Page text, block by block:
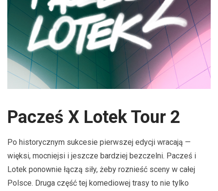
Pacześ X Lotek Tour 2
Po historycznym sukcesie pierwszej edycji wracają —
więksi, mocniejsi i jeszcze bardziej bezczelni. Pacześ i
Lotek ponownie łączą siły, żeby roznieść sceny w całej
Polsce. Druga część tej komediowej trasy to nie tylko